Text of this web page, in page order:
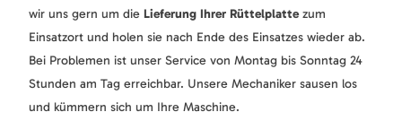
wir uns gern um die Lieferung Ihrer Rüttelplattezum
Einsatzort und holen sie nach Ende des Einsatzes wieder ab.
Bei Problemen ist unser Service von Montag bis Sonntag 24
Stunden am Tag erreichbar. Unsere Mechaniker sausen los
und kümmern sich um Ihre Maschine.